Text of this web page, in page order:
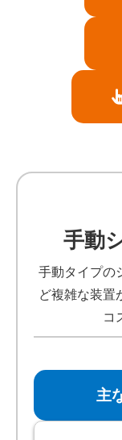
手動
手動タイプの
ど複雑な装置
コ
主